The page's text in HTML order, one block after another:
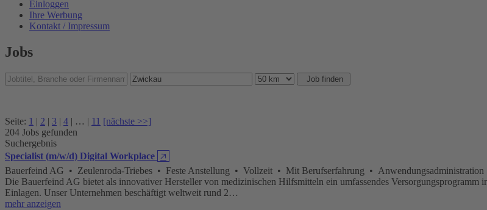
Einloggen
Ihre Werbung
Kontakt / Impressum
Jobs
Seite: 1 | 2 | 3 | 4 | … | 11 [nächste >>]
204 Jobs gefunden
Suchergebnis
Specialist (m/w/d) Digital Workplace 🡥
Bauerfeind AG • Zeulenroda-Triebes • Feste Anstellung • Vollzeit • Mit Berufserfahrung • Anwendungsadministration
Die Bauerfeind AG bietet als innovativer Hersteller von medizinischen Hilfsmitteln ein umfassendes Versorgungsprogramm
Einlagen. Unser Unternehmen beschäftigt weltweit rund 2…
mehr anzeigen